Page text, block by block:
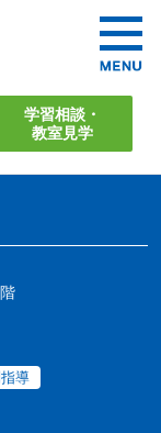
学習相談・
教室見学
導